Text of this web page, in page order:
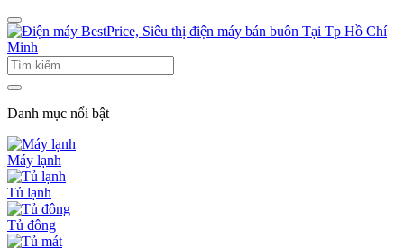
Danh mục nổi bật
Máy lạnh
Tủ lạnh
Tủ đông